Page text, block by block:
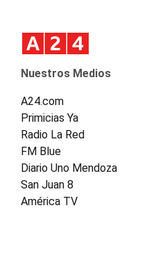
Nuestros Medios
A24.com
Primicias Ya
Radio La Red
FM Blue
Diario Uno Mendoza
San Juan 8
América TV